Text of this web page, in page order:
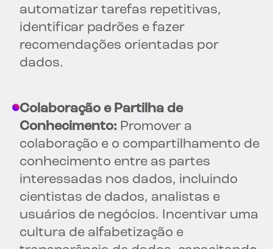
automatizar tarefas repetitivas,
identificar padrões e fazer
recomendações orientadas por
dados.
Colaboração e Partilha de
Conhecimento: Promover a
colaboração e o compartilhamento de
conhecimento entre as partes
interessadas nos dados, incluindo
cientistas de dados, analistas e
usuários de negócios. Incentivar uma
cultura de alfabetização e